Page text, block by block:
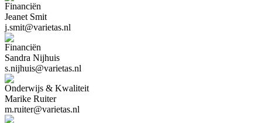
Financiën
Jeanet Smit
j.smit@varietas.nl
Financiën
Sandra Nijhuis
s.nijhuis@varietas.nl
Onderwijs & Kwaliteit
Marike Ruiter
m.ruiter@varietas.nl